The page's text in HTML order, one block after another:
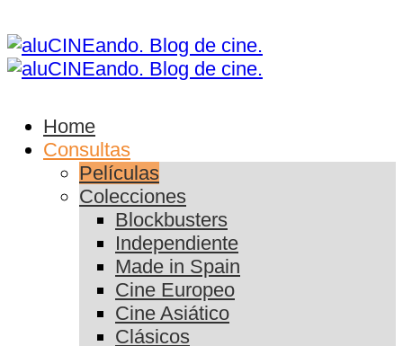
Home
Consultas
Películas
Colecciones
Blockbusters
Independiente
Made in Spain
Cine Europeo
Cine Asiático
Clásicos